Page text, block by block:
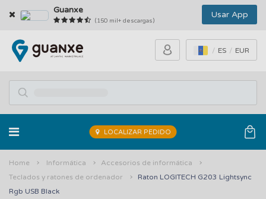
Guanxe
(150 mil+ descargas)
Usar App
ES EUR
LOCALIZAR PEDIDO
Home Informática
Accesorios de informática
Teclados y ratones de ordenador
Raton LOGITECH G203 Lightsync
Rgb USB Black